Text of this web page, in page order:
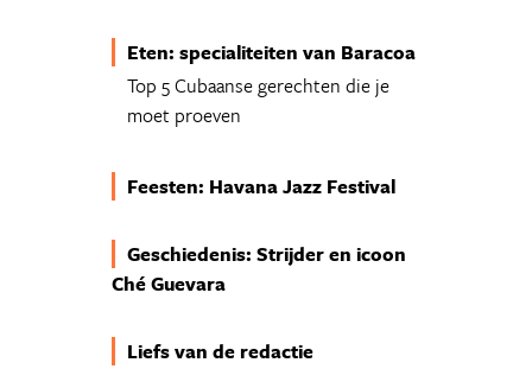
Eten: specialiteiten van Baracoa
Top 5 Cubaanse gerechten die je
moet proeven
Feesten: Havana Jazz Festival
Geschiedenis: Strijder en icoon
Ché Guevara
Liefs van de redactie